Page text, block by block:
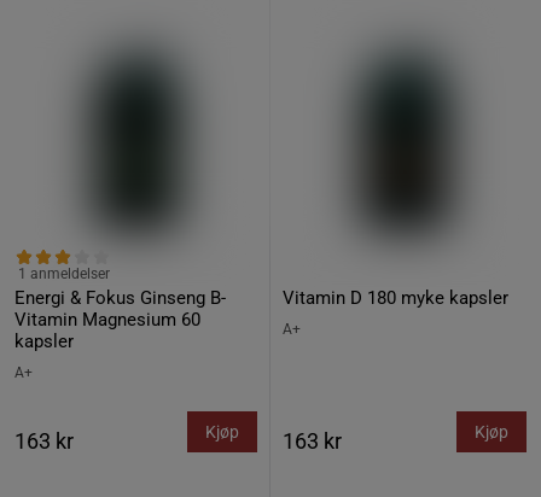
Energi & Fokus Ginseng B-
Vitamin Magnesium 60
kapsler
1 anmeldelser
A+
163 kr Kjøp
Vitamin D 180 myke kapsler
A+
163 kr Kjøp